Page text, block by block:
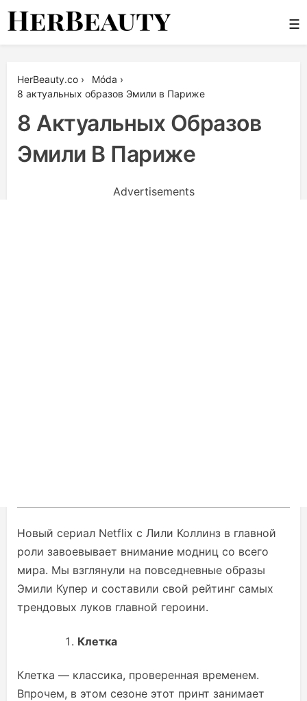
Skip
☰
HerBeauty.co › Móda ›
8 актуальных образов Эмили в Париже
8 Актуальных Образов
Эмили В Париже
Advertisements
Новый сериал Netflix с Лили Коллинз в главной
роли завоевывает внимание модниц со всего
мира. Мы взглянули на повседневные образы
Эмили Купер и составили свой рейтинг самых
трендовых луков главной героини.
Клетка
Клетка — классика, проверенная временем.
Впрочем, в этом сезоне этот принт занимает